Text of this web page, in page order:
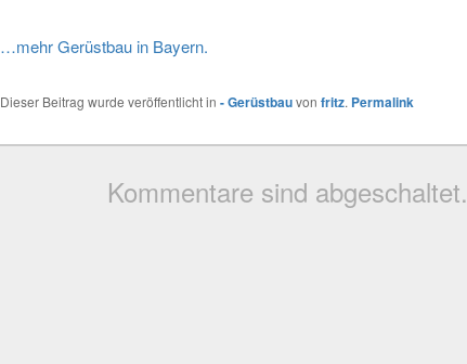
…mehr Gerüstbau in Bayern.
Dieser Beitrag wurde veröffentlicht in - Gerüstbauvon fritz. Permalink
Kommentare sind abgeschaltet.